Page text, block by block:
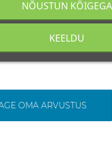
OMA ARVUSTUS
KEELDU
NÕUSTUN KÕIGEGA